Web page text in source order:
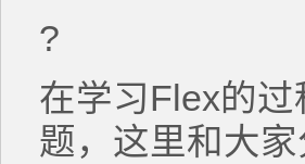
?
在学习Flex的
题，这里和大